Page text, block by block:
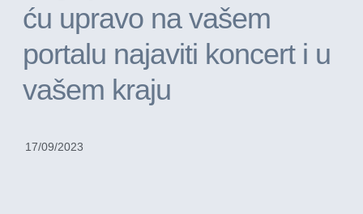
ću upravo na vašem
portalu najaviti koncert i u
vašem kraju
17/09/2023